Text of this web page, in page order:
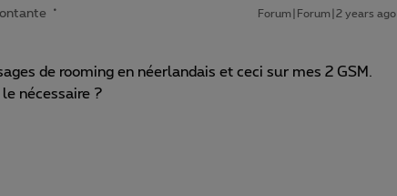
Forum|Forum|2 years ago
de rooming en néerlandais et ceci sur mes 2 GSM.
nécessaire ?